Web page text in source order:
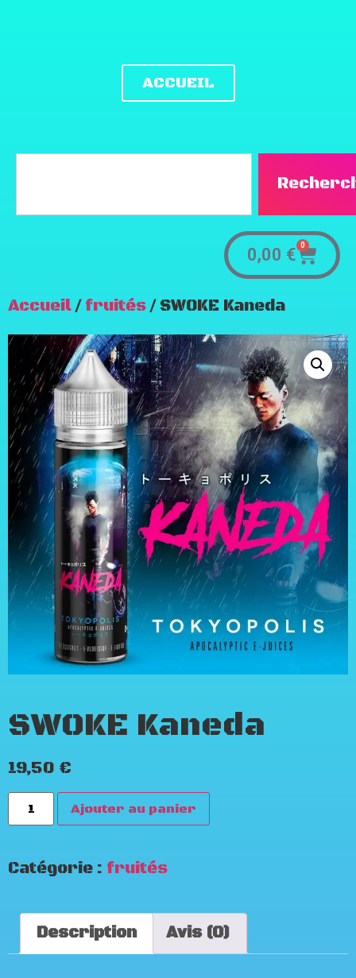
ACCUEIL
0,00 € 0
Accueil/ fruités/ SWOKE Kaneda
SWOKE Kaneda
19,50 €
Ajouter au panier
Catégorie : fruités
Description Avis (0)